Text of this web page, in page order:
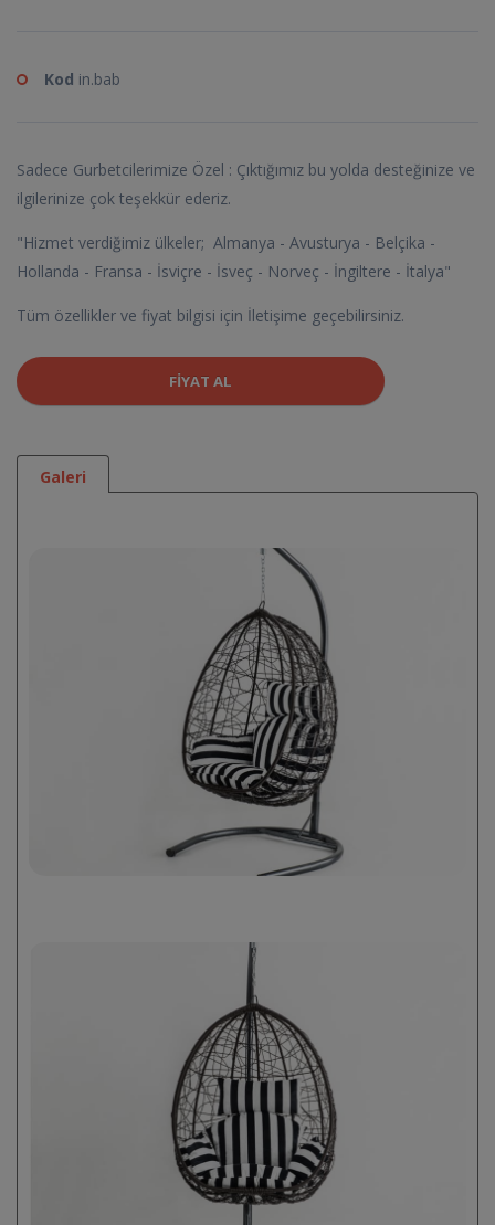
Kod in.bab
Sadece Gurbetcilerimize Özel : Çıktığımız bu yolda desteğinize ve
ilgilerinize çok teşekkür ederiz.
"Hizmet verdiğimiz ülkeler; Almanya - Avusturya - Belçika -
Hollanda - Fransa - İsviçre - İsveç - Norveç - İngiltere - İtalya"
Tüm özellikler ve fiyat bilgisi için İletişime geçebilirsiniz.
FIYAT AL
Galeri